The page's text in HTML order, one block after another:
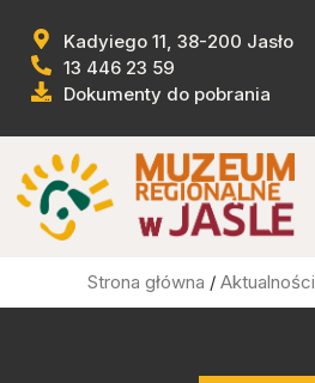
Kadyiego 11, 38-200 Jasło
13 446 23 59
Dokumenty do pobrania
Strona główna / Aktualności